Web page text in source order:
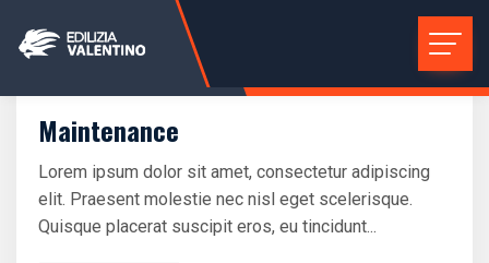
Maintenance
Lorem ipsum dolor sit amet, consectetur adipiscing
elit. Praesent molestie nec nisl eget scelerisque.
Quisque placerat suscipit eros, eu tincidunt...